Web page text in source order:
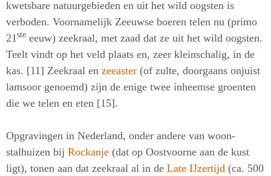
kwetsbare natuurgebieden en uit het wild oogsten is
verboden. Voornamelijk Zeeuwse boeren telen nu (primo
21 ste eeuw) zeekraal, met zaad dat ze uit het wild oogsten.
Teelt vindt op het veld plaats en, zeer kleinschalig, in de
kas. [11] Zeekraal en zeeaster (of zulte, doorgaans onjuist
lamsoor genoemd) zijn de enige twee inheemse groenten
die we telen en eten [15].
Opgravingen in Nederland, onder andere van woon-
stalhuizen bij Rockanje (dat op Oostvoorne aan de kust
ligt), tonen aan dat zeekraal al in de Late IJzertijd (ca. 500